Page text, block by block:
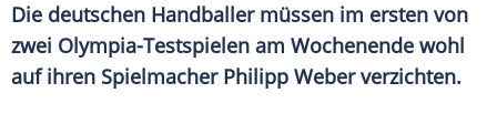
Die deutschen Handballer müssen im ersten von
zwei Olympia-Testspielen am Wochenende wohl
auf ihren Spielmacher Philipp Weberverzichten.